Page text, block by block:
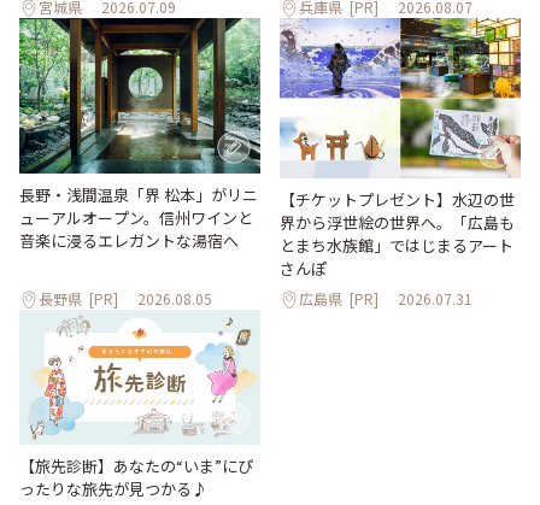
宮城県 2026.07.09 兵庫県 [PR] 2026.08.07
長野・浅間温泉「界 松本」がリニ
ューアルオープン。信州ワインと
音楽に浸るエレガントな湯宿へ
長野県 [PR] 2026.08.05
【チケットプレゼント】水辺の世
界から浮世絵の世界へ。「広島も
とまち水族館」ではじまるアート
さんぽ
広島県 [PR] 2026.07.31
【旅先診断】あなたの“いま”にぴ
ったりな旅先が見つかる♪